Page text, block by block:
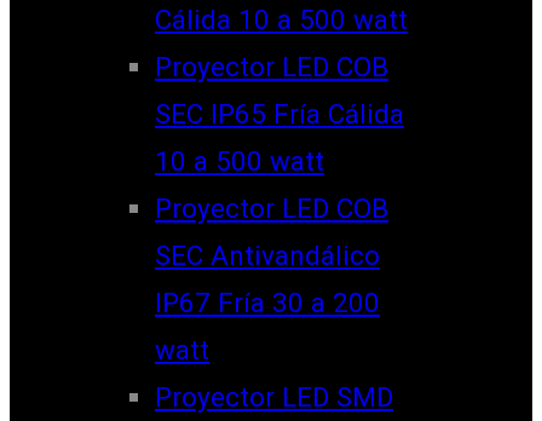
Cálida 10 a 500 watt
Proyector LED COB
SEC IP65 Fría Cálida
10 a 500 watt
Proyector LED COB
SEC Antivandálico
IP67 Fría 30 a 200
watt
Proyector LED SMD